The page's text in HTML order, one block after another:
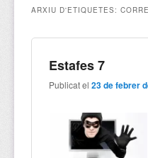
ARXIU D'ETIQUETES:
Estafes 7
Publicat el23 de febrer